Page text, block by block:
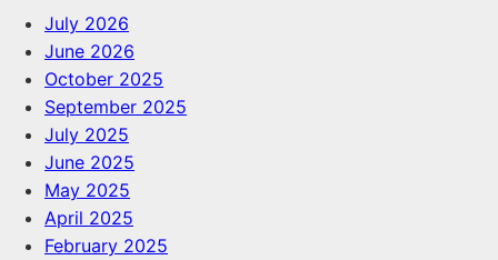
July 2026
June 2026
October 2025
September 2025
July 2025
June 2025
May 2025
April 2025
February 2025